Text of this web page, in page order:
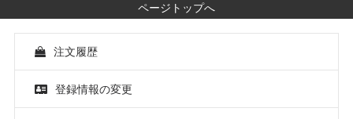
ページトップへ
注文履歴
登録情報の変更